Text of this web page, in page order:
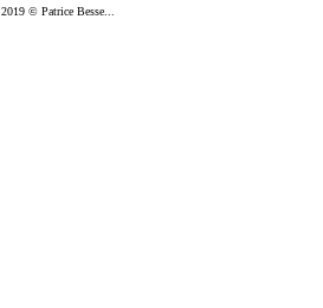
2019 © Patrice Besse...